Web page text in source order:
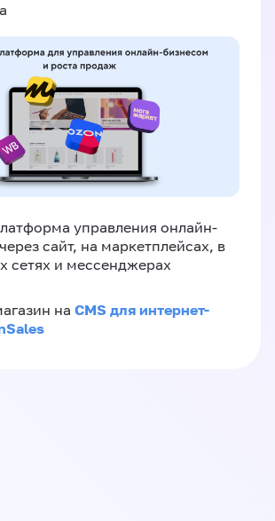
управления онлайн-
сайт, на маркетплейсах, в
сетях и мессенджерах
на CMS для интернет-